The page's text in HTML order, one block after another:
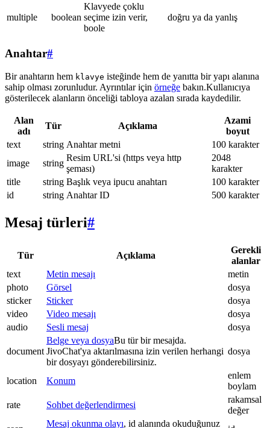
multiple boolean
Klavyede çoklu
seçime izin verir,
boole
doğru ya da yanlış
Anahtar#
Bir anahtarın hem klavye isteğinde hem de yanıtta bir yapı alanına
sahip olması zorunludur. Ayrıntılar için örneğe bakın.Kullanıcıya
gösterilecek alanların önceliği tabloya azalan sırada kaydedilir.
Alan
adı
Tür Açıklama
Azami
boyut
text
string Anahtar metni
100 karakter
image
string
Resim URL'si (https veya http
şeması)
2048
karakter
title
string Başlık veya ipucu anahtarı
100 karakter
id
string Anahtar ID 500 karakter
Mesaj türleri#
Tür Açıklama
Gerekli
alanlar
text
Metin mesajı
metin
photo
Görsel
dosya
sticker
Sticker
dosya
video
Video mesajı
dosya
audio
Sesli mesaj dosya
document
Belge veya dosyaBu tür bir mesajda.
JivoChat'ya aktarılmasına izin verilen herhangi
bir dosyayı gönderebilirsiniz.
dosya
location Konum
enlem
boylam
rate
Sohbet değerlendirmesi
rakamsal
değer
Mesaj okunma olayı, id alanında okuduğunuz